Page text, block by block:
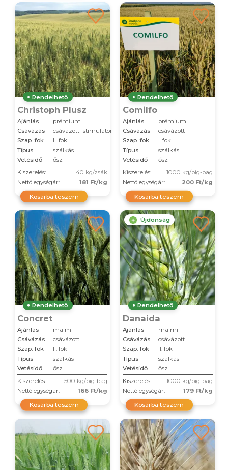
Rendelhető
Christoph Plusz
Ajánlás
prémium
Csávázás
csávázott+stimulátor
Szap. fok
II. fok
Típus
szálkás
Vetésidő
ősz
Kiszerelés:
40 kg/zsák
Nettó egységár:
181 Ft/kg
Kosárba teszem
Rendelhető
Comilfo
Ajánlás
prémium
Csávázás
csávázott
Szap. fok
I. fok
Típus
szálkás
Vetésidő
ősz
Kiszerelés:
1000 kg/big-bag
Nettó egységár:
200 Ft/kg
Kosárba teszem
Rendelhető
Concret
Ajánlás
malmi
Csávázás
csávázott
Szap. fok
II. fok
Típus
szálkás
Vetésidő
ősz
Kiszerelés:
500 kg/big-bag
Nettó egységár:
166 Ft/kg
Kosárba teszem
Újdonság
Rendelhető
Danaida
Ajánlás
malmi
Csávázás
csávázott
Szap. fok
II. fok
Típus
szálkás
Vetésidő
ősz
Kiszerelés:
1000 kg/big-bag
Nettó egységár:
179 Ft/kg
Kosárba teszem